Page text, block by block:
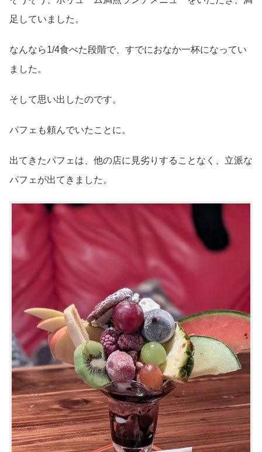
足していました。
なんなら1/4食べた段階で、すでにおなか一杯になってい
ました。
そして思い出したのです。
パフェも頼んでいたことに。
出てきたパフェは、他の店に見劣りすることなく、立派な
パフェが出てきました。